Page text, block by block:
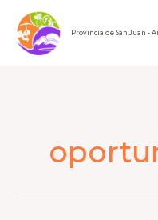
contenido
Provincia de San Juan -